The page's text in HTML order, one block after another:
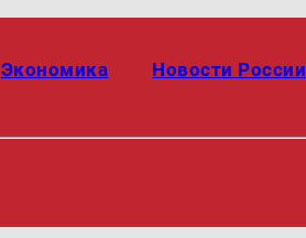
Экономика Новости России